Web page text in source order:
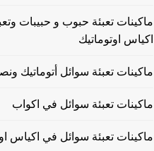
ماكينات تعبئة حبوب و حبيبات
اكياس اوتوماتيك
ماكينات تعبئة سوائل أتوماتيك
ماكينات تعبئة سوائل في اكواب
ماكينات تعبئة سوائل في اكياس